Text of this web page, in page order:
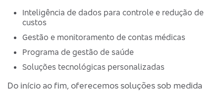
Inteligência de dados para controle e redução de
custos
Gestão e monitoramento de contas médicas
Programa de gestão de saúde
Soluções tecnológicas personalizadas
Do início ao fim, oferecemos soluções sob medida